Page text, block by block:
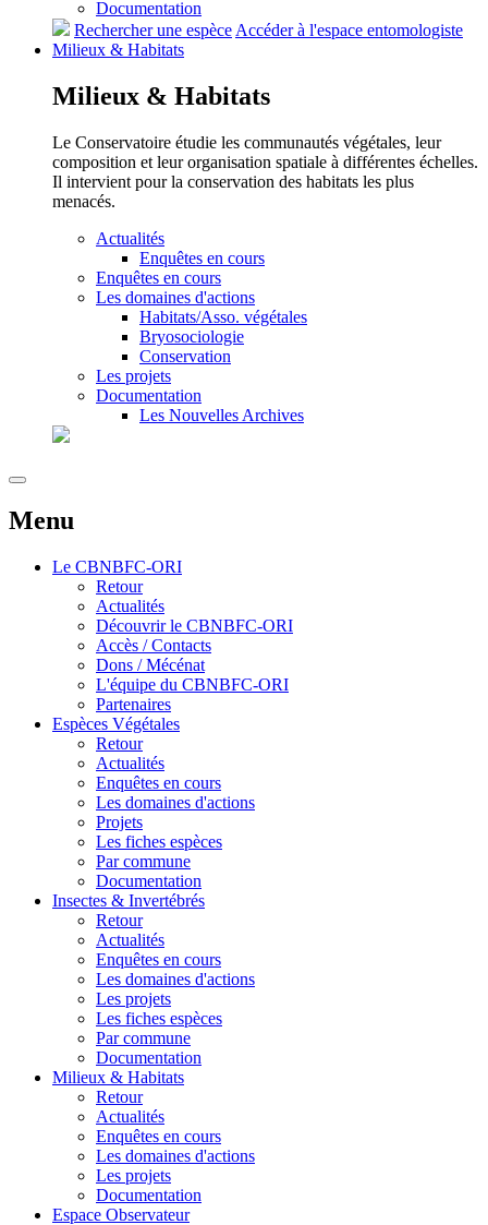
Documentation
Rechercher une espèce Accéder à l'espace entomologiste
Milieux & Habitats
Milieux & Habitats
Le Conservatoire étudie les communautés végétales, leur
composition et leur organisation spatiale à différentes échelles.
Il intervient pour la conservation des habitats les plus
menacés.
Actualités
Enquêtes en cours
Enquêtes en cours
Les domaines d'actions
Habitats/Asso. végétales
Bryosociologie
Conservation
Les projets
Documentation
Les Nouvelles Archives
Menu
Le CBNBFC-ORI
Retour
Actualités
Découvrir le CBNBFC-ORI
Accès / Contacts
Dons / Mécénat
L'équipe du CBNBFC-ORI
Partenaires
Espèces Végétales
Retour
Actualités
Enquêtes en cours
Les domaines d'actions
Projets
Les fiches espèces
Par commune
Documentation
Insectes & Invertébrés
Retour
Actualités
Enquêtes en cours
Les domaines d'actions
Les projets
Les fiches espèces
Par commune
Documentation
Milieux & Habitats
Retour
Actualités
Enquêtes en cours
Les domaines d'actions
Les projets
Documentation
Espace Observateur